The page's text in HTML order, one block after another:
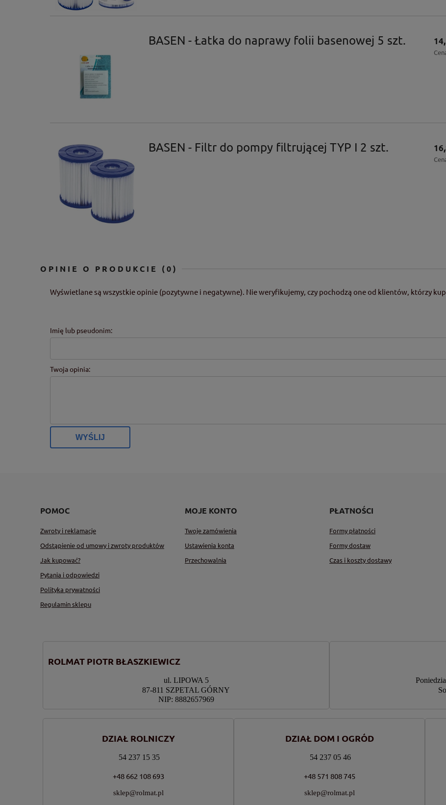
BASEN - Łatka do naprawy folii basenowej 5 szt.
BASEN - Filtr do pompy filtrującej TYP I 2 szt.
OPINIE O PRODUKCIE (0)
Wyświetlane są wszystkie opinie (pozytywne i negatywne). Nie weryfikujemy, czy pochodzą one od klientów, którzy
Imię lub pseudonim:
Twoja opinia:
WYŚLIJ
POMOC
Zwroty i reklamacje
Odstąpienie od umowy i zwroty produktów
Jak kupować?
Pytania i odpowiedzi
Polityka prywatności
Regulamin sklepu
MOJE KONTO
Twoje zamówienia
Ustawienia konta
Przechowalnia
PŁATNOŚCI
Formy płatności
Formy dostaw
Czas i koszty dostawy
ROLMAT PIOTR BŁASZKIEWICZ
ul. LIPOWA 5
87-811 SZPETAL GÓRNY
NIP: 8882657969
DZIAŁ ROLNICZY
54 237 15 35
+48 662 108 693
sklep@rolmat.pl
DZIAŁ DOM I OGRÓD
54 237 05 46
+48 571 808 745
sklep@rolmat.pl